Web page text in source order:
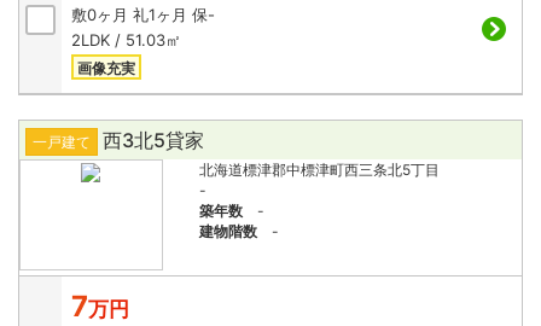
敷0ヶ月 礼1ヶ月 保-
2LDK / 51.03㎡
画像充実
一戸建て 西3北5貸家
北海道標津郡中標津町西三条北5丁目
-
築年数
-
建物階数
-
7万円